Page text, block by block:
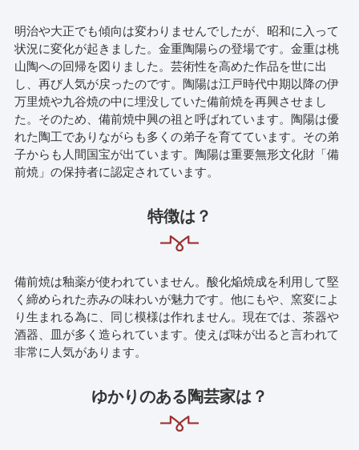
明治や大正でも傾向は変わりませんでしたが、昭和に入って
状況に変化が起きました。金重陶陽らの登場です。金重は桃
山陶への回帰を図りました。芸術性を高めた作品を世に出
し、再び人気が戻ったのです。陶陽は江戸時代中期以降の伊
万里焼や九谷焼の中に埋没していた備前焼を再興させまし
た。そのため、備前焼中興の祖と呼ばれています。陶陽は優
れた陶工でありながらも多くの弟子を育てています。その弟
子からも人間国宝が出ています。陶陽は重要無形文化財「備
前焼」の保持者に認定されています。
特徴は？
備前焼は釉薬が使われていません。酸化焔焼成を利用して堅
く締められた赤みの味わいが魅力です。他にもや、窯変によ
り生まれる為に、同じ模様は作れません。現在では、茶器や
酒器、皿が多く造られています。使えば味が出ると言われて
非常に人気があります。
ゆかりのある陶芸家は？